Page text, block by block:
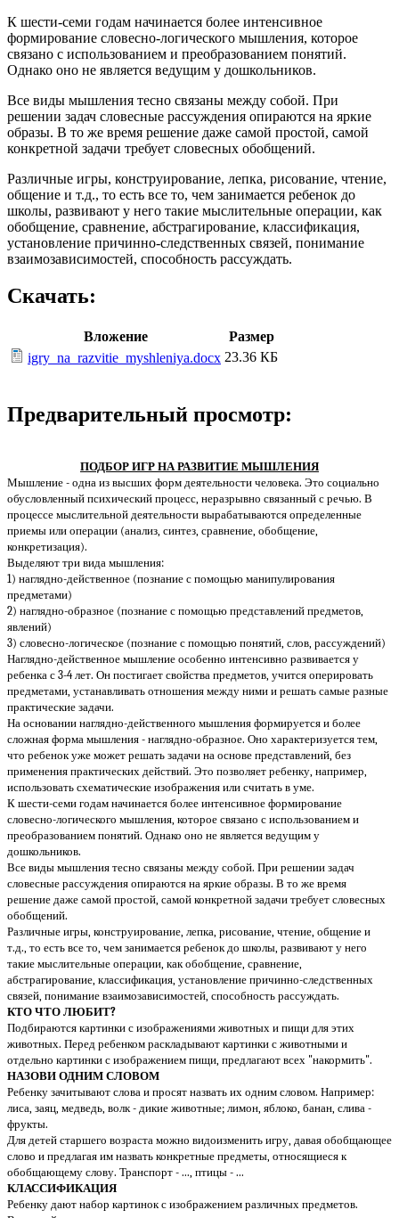
К шести-семи годам начинается более интенсивное
формирование словесно-логического мышления, которое
связано с использованием и преобразованием понятий.
Однако оно не является ведущим у дошкольников.
Все виды мышления тесно связаны между собой. При
решении задач словесные рассуждения опираются на яркие
образы. В то же время решение даже самой простой, самой
конкретной задачи требует словесных обобщений.
Различные игры, конструирование, лепка, рисование, чтение,
общение и т.д., то есть все то, чем занимается ребенок до
школы, развивают у него такие мыслительные операции, как
обобщение, сравнение, абстрагирование, классификация,
установление причинно-следственных связей, понимание
взаимозависимостей, способность рассуждать.
Скачать:
Вложение
Размер
igry_na_razvitie_myshleniya.docx 23.36 КБ
Предварительный просмотр:
ПОДБОР ИГР НА РАЗВИТИЕ МЫШЛЕНИЯ
Мышление - одна из высших форм деятельности человека. Это социально
обусловленный психический процесс, неразрывно связанный с речью. В
процессе мыслительной деятельности вырабатываются определенные
приемы или операции (анализ, синтез, сравнение, обобщение,
конкретизация).
Выделяют три вида мышления:
1) наглядно-действенное (познание с помощью манипулирования
предметами)
2) наглядно-образное (познание с помощью представлений предметов,
явлений)
3) словесно-логическое (познание с помощью понятий, слов, рассуждений)
Наглядно-действенное мышление особенно интенсивно развивается у
ребенка с 3-4 лет. Он постигает свойства предметов, учится оперировать
предметами, устанавливать отношения между ними и решать самые разные
практические задачи.
На основании наглядно-действенного мышления формируется и более
сложная форма мышления - наглядно-образное. Оно характеризуется тем,
что ребенок уже может решать задачи на основе представлений, без
применения практических действий. Это позволяет ребенку, например,
использовать схематические изображения или считать в уме.
К шести-семи годам начинается более интенсивное формирование
словесно-логического мышления, которое связано с использованием и
преобразованием понятий. Однако оно не является ведущим у
дошкольников.
Все виды мышления тесно связаны между собой. При решении задач
словесные рассуждения опираются на яркие образы. В то же время
решение даже самой простой, самой конкретной задачи требует словесных
обобщений.
Различные игры, конструирование, лепка, рисование, чтение, общение и
т.д., то есть все то, чем занимается ребенок до школы, развивают у него
такие мыслительные операции, как обобщение, сравнение,
абстрагирование, классификация, установление причинно-следственных
связей, понимание взаимозависимостей, способность рассуждать.
КТО ЧТО ЛЮБИТ?
Подбираются картинки с изображениями животных и пищи для этих
животных. Перед ребенком раскладывают картинки с животными и
отдельно картинки с изображением пищи, предлагают всех "накормить".
НАЗОВИ ОДНИМ СЛОВОМ
Ребенку зачитывают слова и просят назвать их одним словом. Например:
лиса, заяц, медведь, волк - дикие животные; лимон, яблоко, банан, слива -
фрукты.
Для детей старшего возраста можно видоизменить игру, давая обобщающее
слово и предлагая им назвать конкретные предметы, относящиеся к
обобщающему слову. Транспорт - ..., птицы - ...
КЛАССИФИКАЦИЯ
Ребенку дают набор картинок с изображением различных предметов.